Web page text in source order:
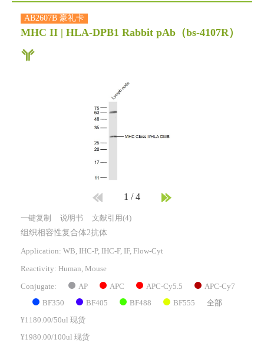
AB2607B 豪礼卡
MHC II | HLA-DPB1 Rabbit pAb （bs-4107R）
1 /4
一键复制 说明书 文献引用(4)
组织相容性复合体2抗体
Application: WB, IHC-P, IHC-F, IF, Flow-Cyt
Reactivity: Human, Mouse
Conjugate: AP APC APC-Cy5.5 APC-Cy7
BF350 BF405 BF488 BF555 全部
¥1180.00/50ul 现货
¥1980.00/100ul 现货